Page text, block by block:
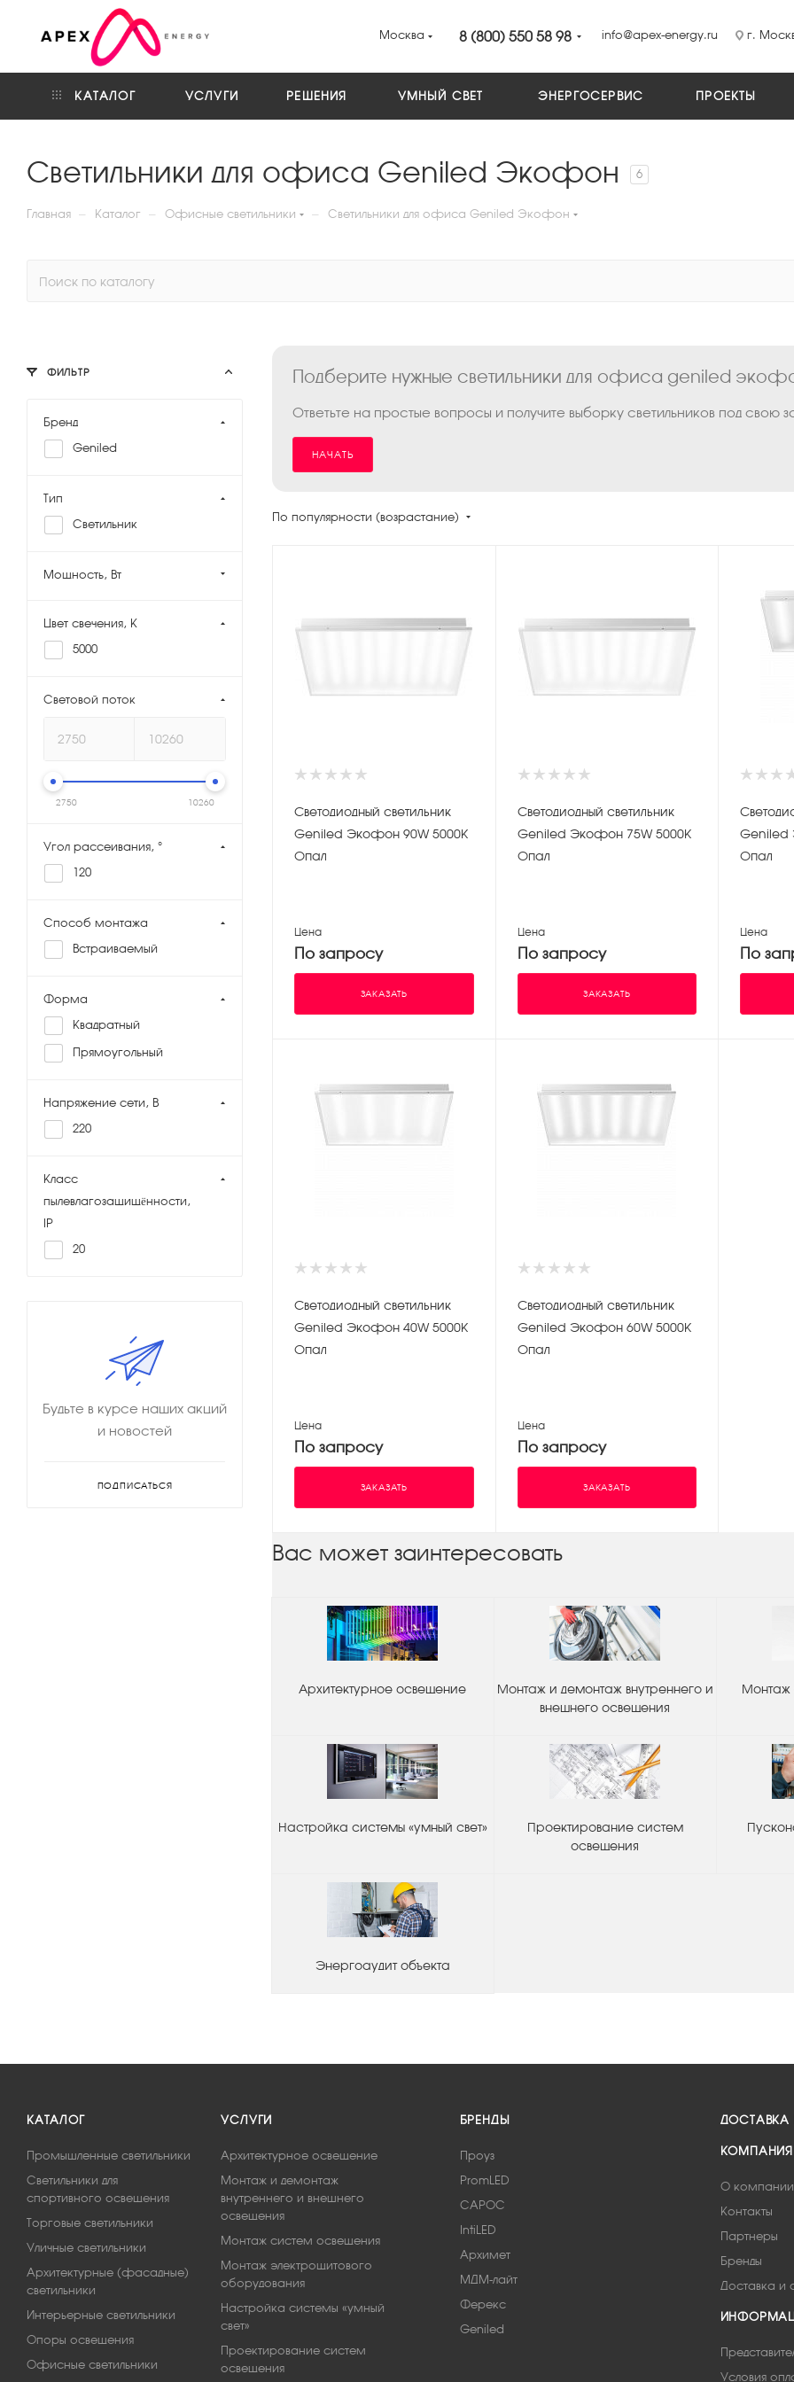
Москва 8 (800) 550 58 98 info@apex-energy.ru г.
КАТАЛОГ УСЛУГИ РЕШЕНИЯ УМНЫЙ СВЕТ ЭНЕРГОСЕРВИС ПРОЕКТЫ
Светильники для офиса Geniled Экофон 6
Главная — Каталог — Офисные светильники — Светильники для офиса Geniled Экофон
Подберите нужные светильники для офиса geniled
Ответьте на простые вопросы и получите выборку светильников под свою
НАЧАТЬ
По популярности (возрастание)
Светодиодный светильник
Geniled Экофон 90W 5000К
Опал
Цена
По запросу
ЗАКАЗАТЬ
Светодиодный светильник
Geniled Экофон 75W 5000К
Опал
Цена
По запросу
ЗАКАЗАТЬ
Geniled
Опал
Цена
По
Светодиодный светильник
Geniled Экофон 40W 5000К
Опал
Цена
По запросу
ЗАКАЗАТЬ
Светодиодный светильник
Geniled Экофон 60W 5000К
Опал
Цена
По запросу
ЗАКАЗАТЬ
Вас может заинтересовать
Архитектурное освещение
Монтаж и демонтаж внутреннего и
внешнего освещения
Монтаж
Настройка системы «умный свет»
Проектирование систем
освещения
Энергоаудит объекта
ФИЛЬТР
Бренд
Geniled
Тип
Светильник
Мощность, Вт
Цвет свечения, K
5000
Световой поток
2750 10260
Угол рассеивания, °
120
Способ монтажа
Встраиваемый
Форма
Квадратный
Прямоугольный
Напряжение сети, В
220
Класс
пылевлагозащищённости,
IP
20
Будьте в курсе наших акций
и новостей
ПОДПИСАТЬСЯ
КАТАЛОГ
Промышленные светильники
Светильники для
спортивного освещения
Торговые светильники
Уличные светильники
Архитектурные (фасадные)
светильники
Интерьерные светильники
Опоры освещения
Офисные светильники
УСЛУГИ
Архитектурное освещение
Монтаж и демонтаж
внутреннего и внешнего
освещения
Монтаж систем освещения
Монтаж электрощитового
оборудования
Настройка системы «умный
свет»
Проектирование систем
освещения
БРЕНДЫ
Проуз
PromLED
САРОС
IntiLED
Архимет
МДМ-лайт
Ферекс
Geniled
ДОСТАВКА
КОМПАНИЯ
О компании
Контакты
Партнеры
Бренды
Доставка и
Условия